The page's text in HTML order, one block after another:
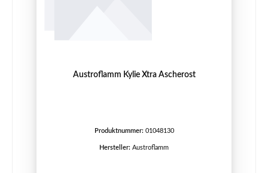
Austroflamm Kylie Xtra Ascherost
Produktnummer: 01048130
Hersteller: Austroflamm